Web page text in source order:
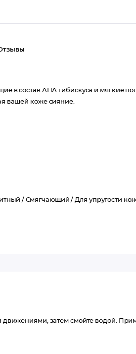
в состав АНА гибискуса и мягкие
вашей коже сияние.
/ Смягчающий /Для упругости
затем смойте водой.